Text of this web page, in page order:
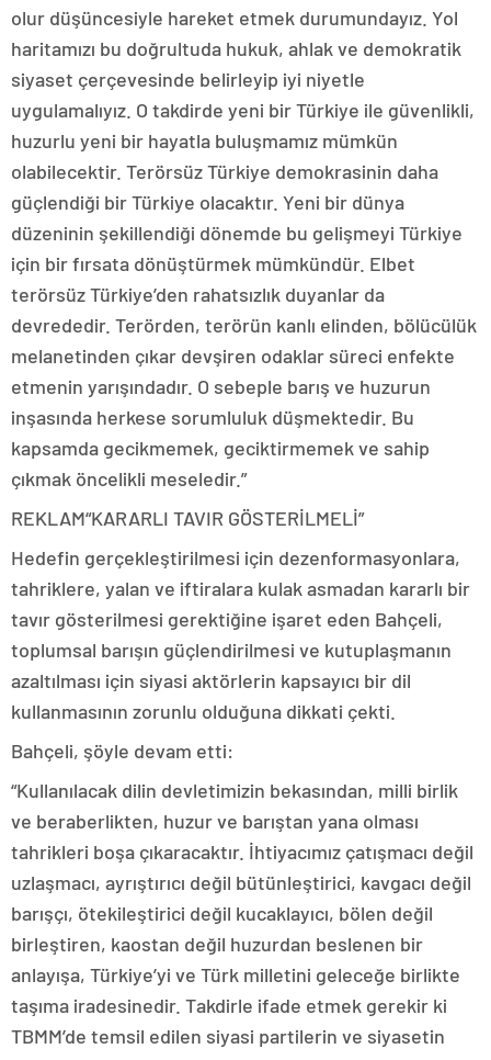
olur düşüncesiyle hareket etmek durumundayız. Yol
haritamızı bu doğrultuda hukuk, ahlak ve demokratik
siyaset çerçevesinde belirleyip iyi niyetle
uygulamalıyız. O takdirde yeni bir Türkiye ile güvenlikli,
huzurlu yeni bir hayatla buluşmamız mümkün
olabilecektir. Terörsüz Türkiye demokrasinin daha
güçlendiği bir Türkiye olacaktır. Yeni bir dünya
düzeninin şekillendiği dönemde bu gelişmeyi Türkiye
için bir fırsata dönüştürmek mümkündür. Elbet
terörsüz Türkiye’den rahatsızlık duyanlar da
devrededir. Terörden, terörün kanlı elinden, bölücülük
melanetinden çıkar devşiren odaklar süreci enfekte
etmenin yarışındadır. O sebeple barış ve huzurun
inşasında herkese sorumluluk düşmektedir. Bu
kapsamda gecikmemek, geciktirmemek ve sahip
çıkmak öncelikli meseledir.”
REKLAM“KARARLI TAVIR GÖSTERİLMELİ”
Hedefin gerçekleştirilmesi için dezenformasyonlara,
tahriklere, yalan ve iftiralara kulak asmadan kararlı bir
tavır gösterilmesi gerektiğine işaret eden Bahçeli,
toplumsal barışın güçlendirilmesi ve kutuplaşmanın
azaltılması için siyasi aktörlerin kapsayıcı bir dil
kullanmasının zorunlu olduğuna dikkati çekti.
Bahçeli, şöyle devam etti:
“Kullanılacak dilin devletimizin bekasından, milli birlik
ve beraberlikten, huzur ve barıştan yana olması
tahrikleri boşa çıkaracaktır. İhtiyacımız çatışmacı değil
uzlaşmacı, ayrıştırıcı değil bütünleştirici, kavgacı değil
barışçı, ötekileştirici değil kucaklayıcı, bölen değil
birleştiren, kaostan değil huzurdan beslenen bir
anlayışa, Türkiye’yi ve Türk milletini geleceğe birlikte
taşıma iradesinedir. Takdirle ifade etmek gerekir ki
TBMM’de temsil edilen siyasi partilerin ve siyasetin